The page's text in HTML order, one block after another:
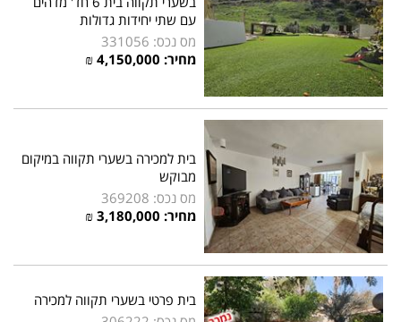
עם שתי יחידות גדולות
מס נכס: 331056
מחיר: 4,150,000 ₪
בית למכירה בשערי תקווה במיקום
מבוקש
מס נכס: 369208
מחיר: 3,180,000 ₪
בית פרטי בשערי תקווה למכירה